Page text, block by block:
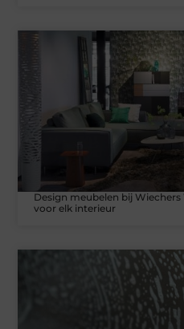
Design meubelen bij
voor elk interieur